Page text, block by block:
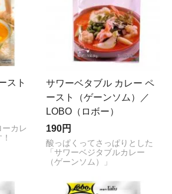
スト
カレ
サワーベタブル カレー ペ
ースト（ゲーンソム）／
LOBO（ロボー）
190円
酸っぱくってさっぱりとした
「サワーベジタブルカレー
（ゲーンソム）」